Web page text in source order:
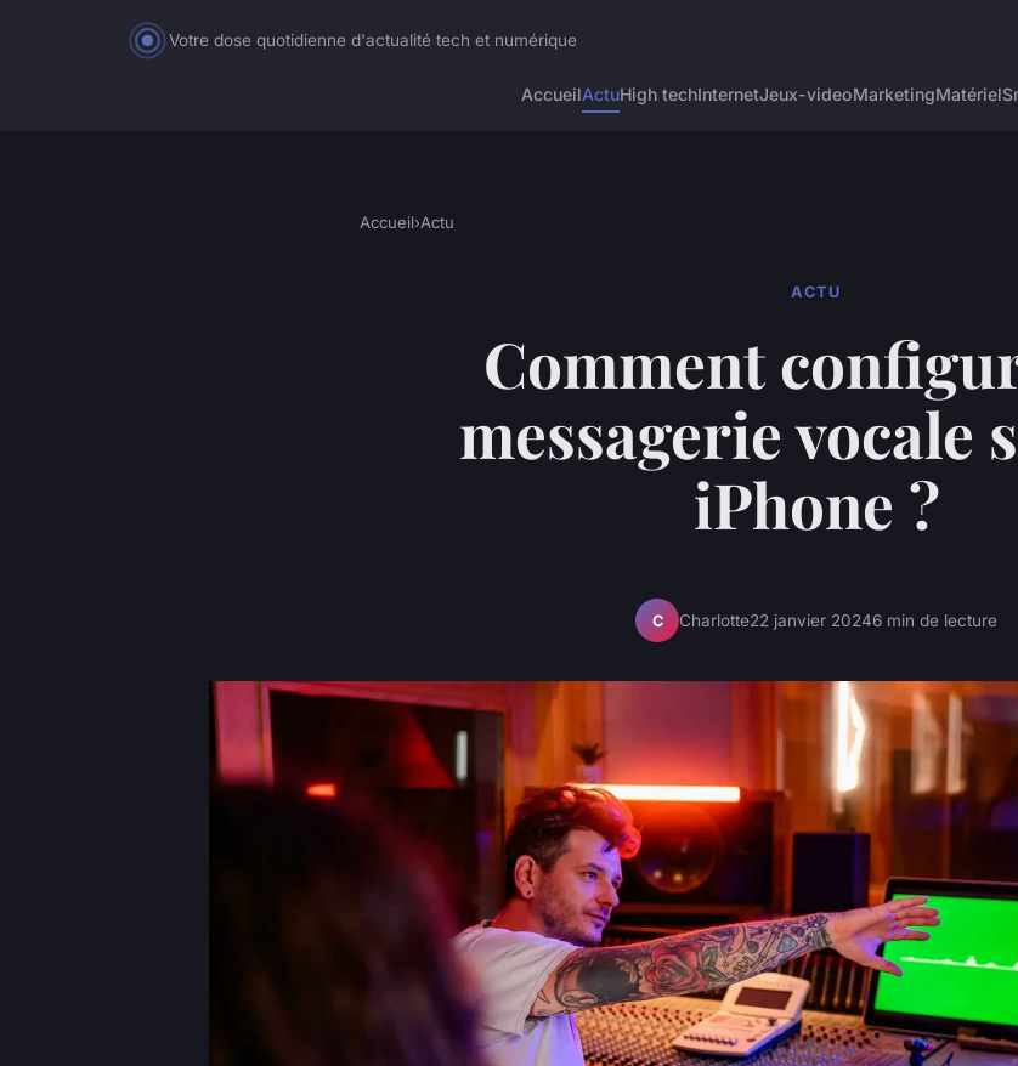
Votre dose quotidienne d'actualité tech et numérique
AccueilActuHigh techInternetJeux-videoMarketingMatériel
Accueil›Actu
ACTU
Comment
messagerie vocale
iPhone ?
C Charlotte22 janvier 20246 min de lecture